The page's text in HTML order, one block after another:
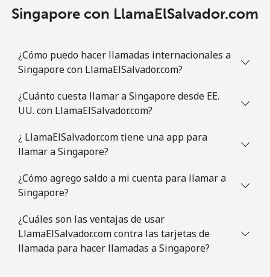
Singapore con LlamaElSalvador.com
¿Cómo puedo hacer llamadas internacionales a
Singapore con LlamaElSalvador.com?
¿Cuánto cuesta llamar a Singapore desde EE.
UU. con LlamaElSalvador.com?
¿ LlamaElSalvador.com tiene una app para
llamar a Singapore?
¿Cómo agrego saldo a mi cuenta para llamar a
Singapore?
¿Cuáles son las ventajas de usar
LlamaElSalvador.com contra las tarjetas de
llamada para hacer llamadas a Singapore?